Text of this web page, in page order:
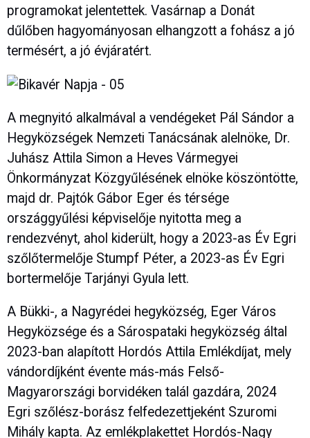
programokat jelentettek. Vasárnap a Donát
dűlőben hagyományosan elhangzott a fohász a jó
termésért, a jó évjáratért.
A megnyitó alkalmával a vendégeket Pál Sándor a
Hegyközségek Nemzeti Tanácsának alelnöke, Dr.
Juhász Attila Simon a Heves Vármegyei
Önkormányzat Közgyűlésének elnöke köszöntötte,
majd dr. Pajtók Gábor Eger és térsége
országgyűlési képviselője nyitotta meg a
rendezvényt, ahol kiderült, hogy a 2023-as Év Egri
szőlőtermelője Stumpf Péter, a 2023-as Év Egri
bortermelője Tarjányi Gyula lett.
A Bükki-, a Nagyrédei hegyközség, Eger Város
Hegyközsége és a Sárospataki hegyközség által
2023-ban alapított Hordós Attila Emlékdíjat, mely
vándordíjként évente más-más Felső-
Magyarországi borvidéken talál gazdára, 2024
Egri szőlész-borász felfedezettjeként Szuromi
Mihály kapta. Az emlékplakettet Hordós-Nagy